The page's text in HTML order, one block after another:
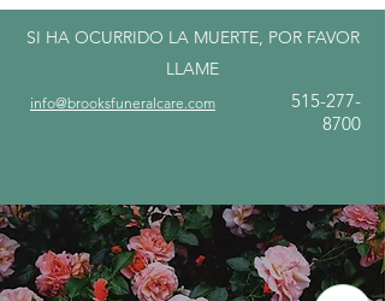
SI HA OCURRIDO LA MUERTE, POR FAVOR
LLAME
info@brooksfuneralcare.com
515-277-
8700